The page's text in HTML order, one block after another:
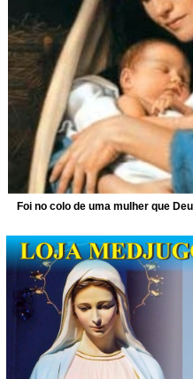
Foi no colo de uma mulher que